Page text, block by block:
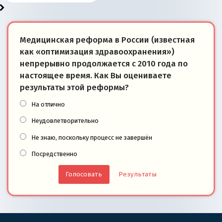
Медицинская реформа в России (известная
как «оптимизация здравоохранения»)
непрерывно продолжается с 2010 года по
настоящее время. Как Вы оцениваете
результаты этой реформы?
На отлично
Неудовлетворительно
Не знаю, поскольку процесс не завершён
Посредственно
Результаты